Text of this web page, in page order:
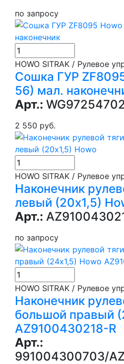
по запросу
HOWO SITRAK / Рулевое
Сошка ГУР
56) мал.
Арт.:
2 550 руб.
HOWO SITRAK / Рулевое
Наконечник
левый (20х1,5)
Арт.:
по запросу
HOWO SITRAK / Рулевое
Наконечник
большой правый
AZ9100430218-R
Арт.:
991004300703/